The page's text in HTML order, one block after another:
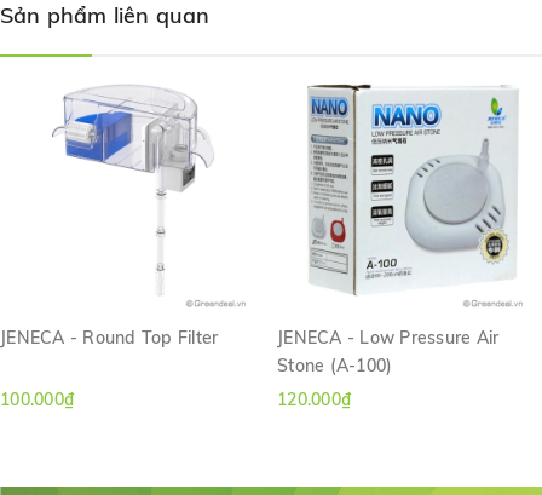
Sản phẩm liên quan
JENECA - Round Top Filter
100.000₫
JENECA - Low Pressure Air
Stone (A-100)
120.000₫